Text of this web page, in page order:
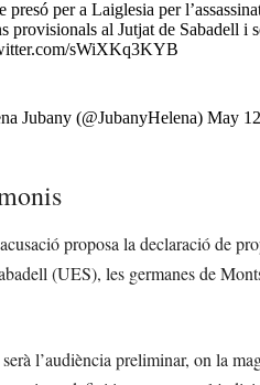
presó per a Laiglesia per
provisionals al Jutjat de Sabadell
sWiXKq3KYB
Jubany (@JubanyHelena) May
proposa la declaració de
(UES), les germanes de
l’audiència preliminar, on la